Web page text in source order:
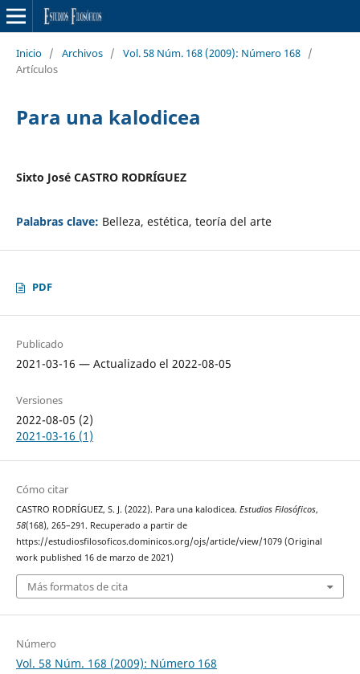
Inicio / Archivos / Vol. 58 Núm. 168 (2009): Número 168 /
Artículos
Para una kalodicea
Sixto José CASTRO RODRÍGUEZ
Palabras clave: Belleza, estética, teoría del arte
PDF
Publicado
2021-03-16 — Actualizado el 2022-08-05
Versiones
2022-08-05 (2)
2021-03-16 (1)
Cómo citar
CASTRO RODRÍGUEZ, S. J. (2022). Para una kalodicea. Estudios Filosóficos,
58(168), 265–291. Recuperado a partir de
https://estudiosfilosoficos.dominicos.org/ojs/article/view/1079 (Original
work published 16 de marzo de 2021)
Más formatos de cita
Número
Vol. 58 Núm. 168 (2009): Número 168